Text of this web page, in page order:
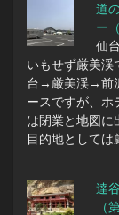
道
ー
仙
いもせず厳美渓
台→厳美渓→前
ースですが、ホ
は閉業と地図に
目的地としては
達
（